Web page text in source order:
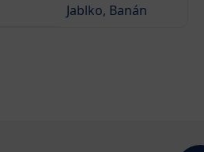
Jablko, Banán